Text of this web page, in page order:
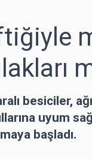
besiciler,
uyum
başladı.